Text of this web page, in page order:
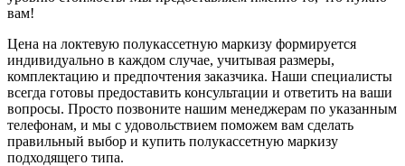
вам!
Цена на локтевую полукассетную маркизу формируется
индивидуально в каждом случае, учитывая размеры,
комплектацию и предпочтения заказчика. Наши специалисты
всегда готовы предоставить консультации и ответить на ваши
вопросы. Просто позвоните нашим менеджерам по указанным
телефонам, и мы с удовольствием поможем вам сделать
правильный выбор и купить полукассетную маркизу
подходящего типа.